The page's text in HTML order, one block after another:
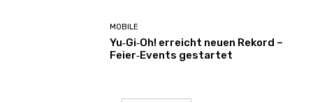
MOBILE
Yu‑Gi‑Oh! erreicht neuen Rekord –
Feier‑Events gestartet